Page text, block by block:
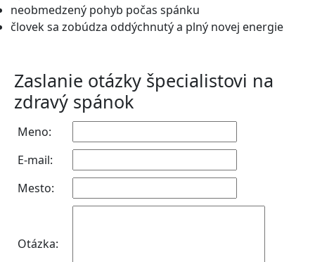
neobmedzený pohyb počas spánku
človek sa zobúdza oddýchnutý a plný novej energie
Zaslanie otázky špecialistovi na
zdravý spánok
Meno:
E-mail:
Mesto:
Otázka: